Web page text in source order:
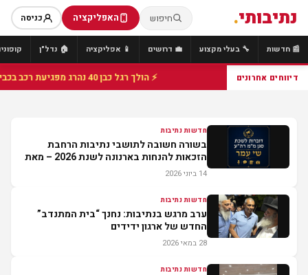
נתיבותי. חיפוש האפליקציה כניסה
📰 חדשות 🔧 בעלי מקצוע 💼 דרושים 📱 אפליקציה 🏠 נדל"ן
דיווחים אחרונים ⚡ הולך רגל כבן 40 נהרג מפגיעת רכב בכביש 25 סמוך לצומת הנשיא, מתנדבי זק"א פועלו בזירה
חדשות נתיבות
בשורה חשובה לתושבי נתיבות הרחבת
הזכאות להנחות בארנונה לשנת 2026 – מאת
דוברות לשכת סגן מ"מ רה"ש שי עמר
14 ביוני 2026
חדשות נתיבות
ערב מרגש בנתיבות: נחנך “בית המתנדב”
החדש של ארגון ידידים
28 במאי 2026
חדשות נתיבות